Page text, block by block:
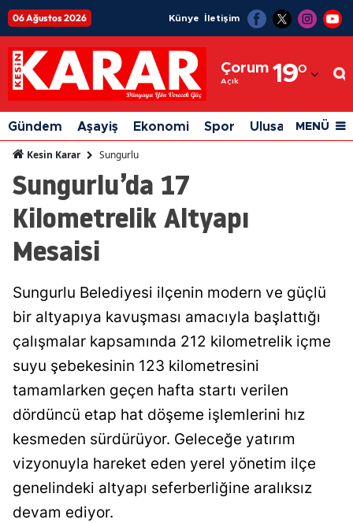
06 Ağustos 2026 Künye İletişim
Çorum
Açık 19°
Adıyaman
Afyonkarahisar
Ağrı
Balıkesir
Bilecik
Bitlis
Bolu
Burdur
Gündem Aşayiş Ekonomi Spor Ulusal Siyaset
MENÜ
Kesin Karar Sungurlu
Sungurlu’da 17
Kilometrelik Altyapı
Mesaisi
Sungurlu Belediyesi ilçenin modern ve güçlü
bir altyapıya kavuşması amacıyla başlattığı
çalışmalar kapsamında 212 kilometrelik içme
suyu şebekesinin 123 kilometresini
tamamlarken geçen hafta startı verilen
dördüncü etap hat döşeme işlemlerini hız
kesmeden sürdürüyor. Geleceğe yatırım
vizyonuyla hareket eden yerel yönetim ilçe
genelindeki altyapı seferberliğine aralıksız
devam ediyor.